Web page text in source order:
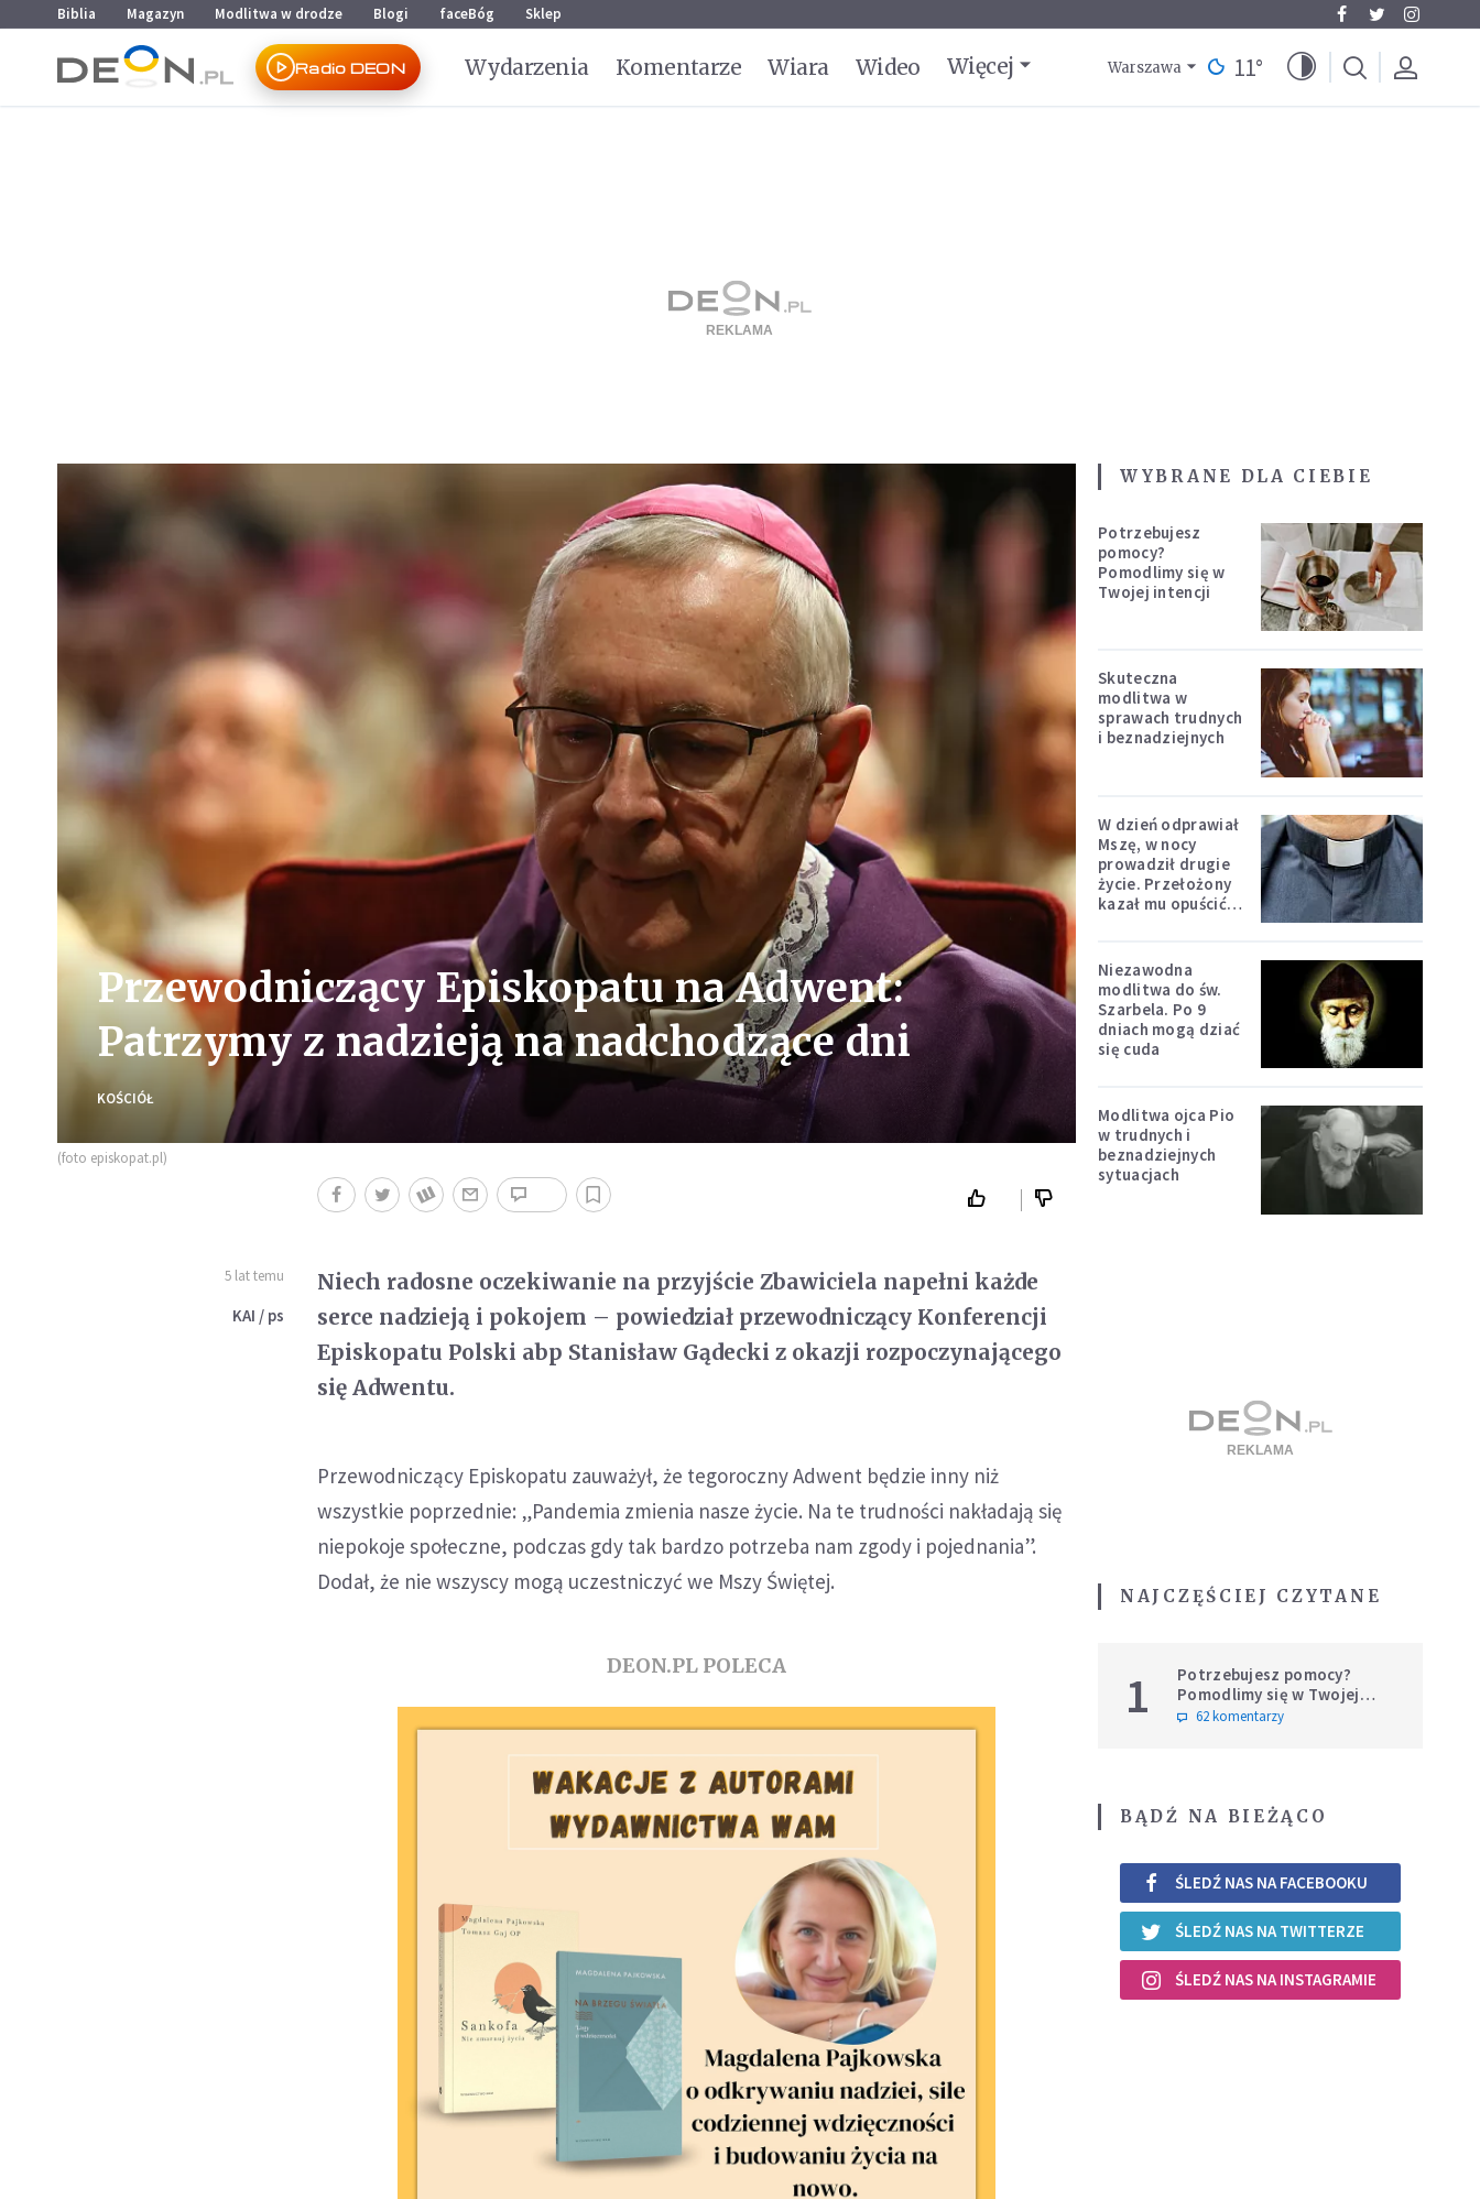
Przejdź do menu głównego
Przejdź do treści
Biblia Magazyn Modlitwa w drodze Blogi faceBóg Sklep
Radio DEON Wydarzenia Komentarze Wiara Wideo Więcej Warszawa 11°
Przewodniczący Episkopatu na Adwent:
Patrzymy z nadzieją na nadchodzące dni
KOŚCIÓŁ
(foto episkopat.pl)
5 lat temu
KAI / ps
Niech radosne oczekiwanie na przyjście Zbawiciela napełni każde
serce nadzieją i pokojem – powiedział przewodniczący Konferencji
Episkopatu Polski abp Stanisław Gądecki z okazji rozpoczynającego
się Adwentu.
Przewodniczący Episkopatu zauważył, że tegoroczny Adwent będzie inny niż
wszystkie poprzednie: „Pandemia zmienia nasze życie. Na te trudności nakładają się
niepokoje społeczne, podczas gdy tak bardzo potrzeba nam zgody i pojednania”.
Dodał, że nie wszyscy mogą uczestniczyć we Mszy Świętej.
DEON.PL POLECA
WYBRANE DLA CIEBIE
Potrzebujesz
pomocy?
Pomodlimy się w
Twojej intencji
Skuteczna
modlitwa w
sprawach trudnych
i beznadziejnych
W dzień odprawiał
Mszę, w nocy
prowadził drugie
życie. Przełożony
kazał mu opuścić
Niezawodna
modlitwa do św.
Szarbela. Po 9
dniach mogą dziać
się cuda
Modlitwa ojca Pio
w trudnych i
beznadziejnych
sytuacjach
NAJCZĘŚCIEJ CZYTANE
1
Potrzebujesz pomocy?
Pomodlimy się w Twojej
intencji
62 komentarzy
BĄDŹ NA BIEŻĄCO
ŚLEDŹ NAS NA FACEBOOKU
ŚLEDŹ NAS NA TWITTERZE
ŚLEDŹ NAS NA INSTAGRAMIE